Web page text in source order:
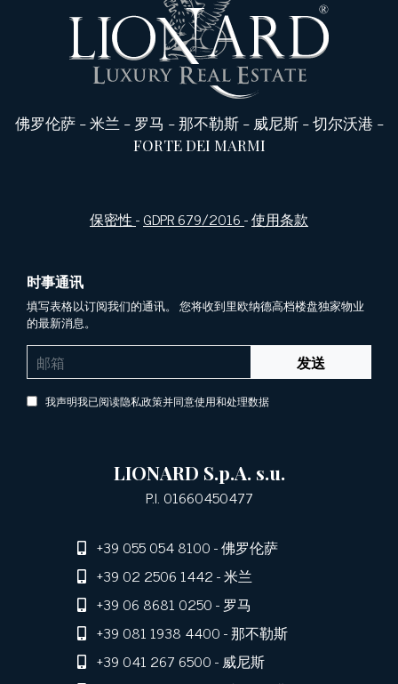
佛罗伦萨-米兰 - 罗马 -那不勒斯- 威尼斯-切尔沃港 -
FORTE DEI MARMI
保密性-GDPR 679/2016-使用条款
时事通讯
填写表格以订阅我们的通讯。 您将收到里欧纳德高档楼盘独家物业
的最新消息。
发送
我声明我已阅读隐私政策并同意使用和处理数据
LIONARD S.p.A. s.u.
P.I. 01660450477
+39 055 054 8100- 佛罗伦萨
+39 02 2506 1442- 米兰
+39 06 8681 0250- 罗马
+39 081 1938 4400- 那不勒斯
+39 041 267 6500- 威尼斯